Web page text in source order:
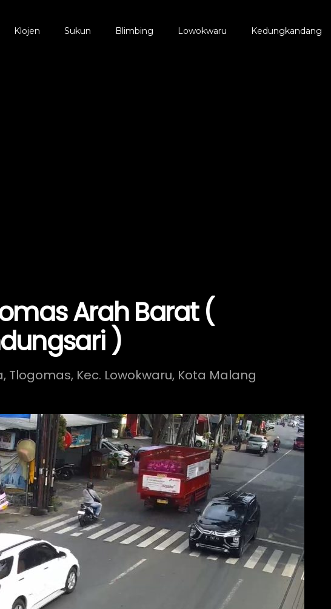
Klojen Sukun Blimbing Lowokwaru Kedungkandang
Arah Barat (
)
Tlogomas, Kec. Lowokwaru, Kota Malang